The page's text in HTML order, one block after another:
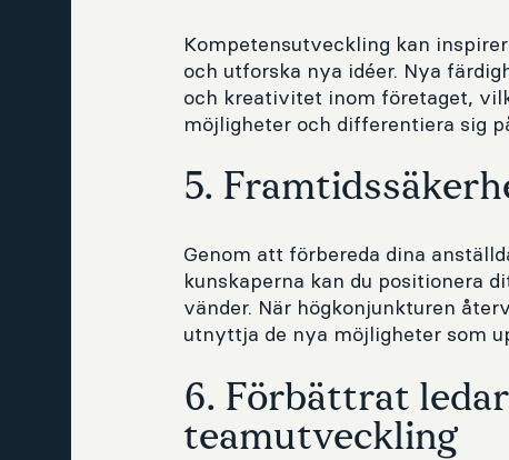
Kompetensutveckling kan
och utforska nya idéer. Nya
och kreativitet inom företaget,
möjligheter och differentiera sig
5.
Genom att förbereda dina
kunskaperna kan du positionera
vänder. När högkonjunkturen
utnyttja de nya möjligheter som
6. Förbättrat
teamutveckling